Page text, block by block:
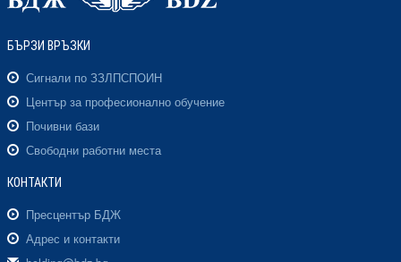
БЪРЗИ ВРЪЗКИ
Сигнали по ЗЗЛПСПОИН
Център за професионално обучение
Почивни бази
Свободни работни места
КОНТАКТИ
Пресцентър БДЖ
Адрес и контакти